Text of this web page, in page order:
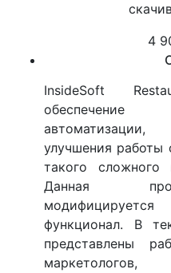
4
InsideSoft
обеспечение
автоматизации,
улучшения работы
такого сложного
Данная
функционал. В
представлены